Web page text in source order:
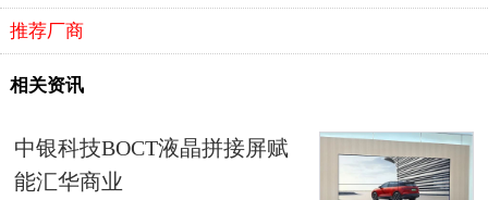
推荐厂商
相关资讯
中银科技BOCT液晶拼接屏赋
能汇华商业